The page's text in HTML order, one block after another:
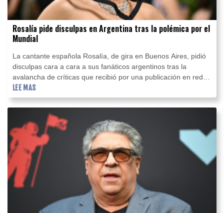
Rosalía pide disculpas en Argentina tras la polémica por el
Mundial
La cantante española Rosalía, de gira en Buenos Aires, pidió
disculpas cara a cara a sus fanáticos argentinos tras la
avalancha de críticas que recibió por una publicación en redes
sociales sobre la derrota de la albiceleste en la final del
Mundial.
LEE MAS